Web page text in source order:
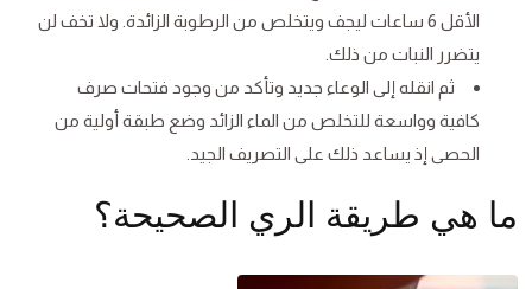
الأقل 6 ساعات ليجف ويتخلص من الرطوبة الزائدة. ولا تخف لن
يتضرر النبات من ذلك.
ثم انقله إلى الوعاء جديد وتأكد من وجود فتحات صرف
كافية وواسعة للتخلص من الماء الزائد وضع طبقة أولية من
الحصى إذ يساعد ذلك على التصريف الجيد.
ما هي طريقة الري الصحيحة؟